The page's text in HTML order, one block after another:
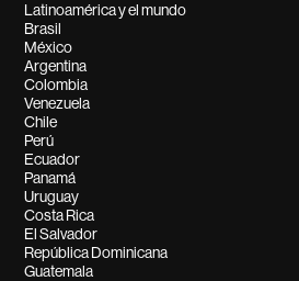
Latinoamérica y el mundo
Brasil
México
Argentina
Colombia
Venezuela
Chile
Perú
Ecuador
Panamá
Uruguay
Costa Rica
El Salvador
República Dominicana
Guatemala